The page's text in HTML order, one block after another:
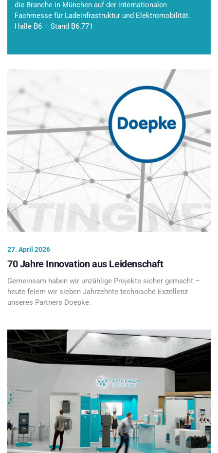
die Branche in München auf der internationalen
Fachmesse für Ladeinfrastruktur und Elektromobilität.
Halle B6 – Stand B6.771
27. April 2026
70 Jahre Innovation aus Leidenschaft
Gemeinsam haben wir unzählige Projekte sicher gemacht –
heute feiern wir sieben Jahrzehnte technische Exzellenz
unseres Partners Doepke.